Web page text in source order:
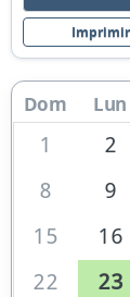
Imprimir
Dom Lun
1 2
8
9
15
16
22
23